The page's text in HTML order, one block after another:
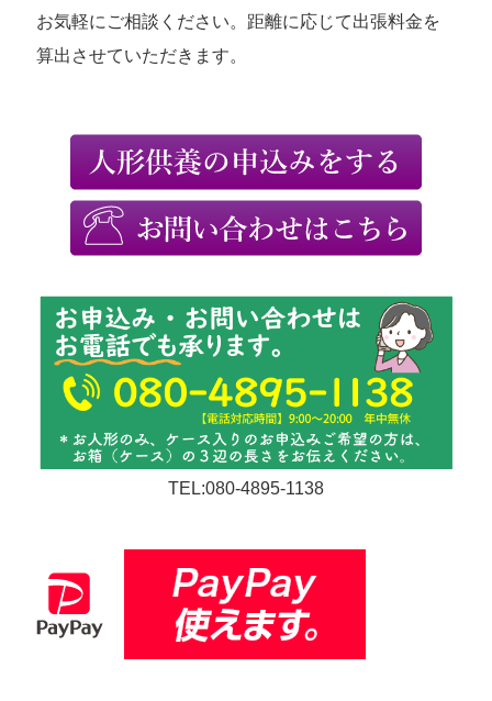
お気軽にご相談ください。距離に応じて出張料金を
算出させていただきます。
TEL:080-4895-1138